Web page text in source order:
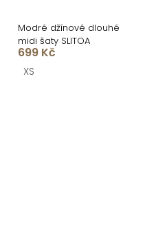
Modré džínové dlouhé
midi šaty SLITOA
699 Kč
XS